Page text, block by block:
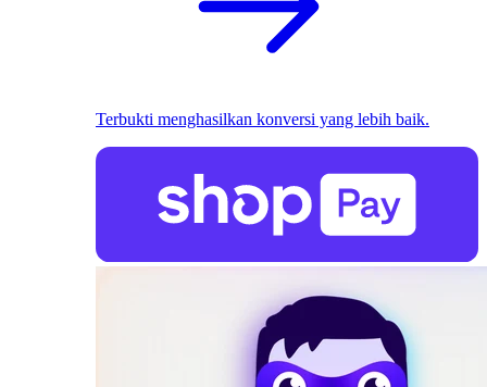
Terbukti menghasilkan konversi yang lebih baik.